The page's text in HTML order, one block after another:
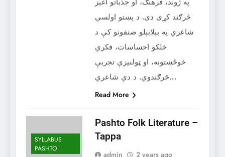
څرګند کړی دی. د پښتو اولسي
شاعري په بېلابېلو صنفونو کې د
خلکو احساسات، فکري
خوځښتونه، او ټولنيزې تجربې
څرګندوي. د دې شاعري…
Read More
SYLLABUS
PASHTO
Pashto Folk Literature –
Tappa
admin 2 years ago